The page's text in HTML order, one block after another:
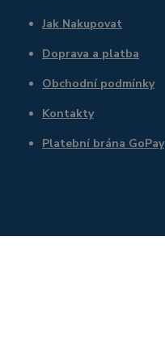
Jak Nakupovat
Doprava a platba
Obchodní podmínky
Kontakty
Platební brána GoPay